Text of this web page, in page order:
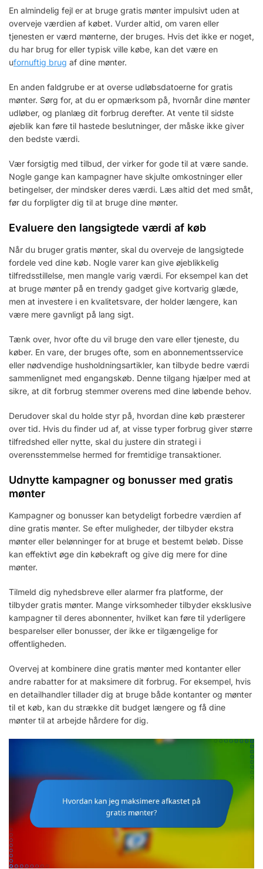
En almindelig fejl er at bruge gratis mønter impulsivt uden at
overveje værdien af købet. Vurder altid, om varen eller
tjenesten er værd mønterne, der bruges. Hvis det ikke er noget,
du har brug for eller typisk ville købe, kan det være en
ufornuftig brug af dine mønter.
En anden faldgrube er at overse udløbsdatoerne for gratis
mønter. Sørg for, at du er opmærksom på, hvornår dine mønter
udløber, og planlæg dit forbrug derefter. At vente til sidste
øjeblik kan føre til hastede beslutninger, der måske ikke giver
den bedste værdi.
Vær forsigtig med tilbud, der virker for gode til at være sande.
Nogle gange kan kampagner have skjulte omkostninger eller
betingelser, der mindsker deres værdi. Læs altid det med småt,
før du forpligter dig til at bruge dine mønter.
Evaluere den langsigtede værdi af køb
Når du bruger gratis mønter, skal du overveje de langsigtede
fordele ved dine køb. Nogle varer kan give øjeblikkelig
tilfredsstillelse, men mangle varig værdi. For eksempel kan det
at bruge mønter på en trendy gadget give kortvarig glæde,
men at investere i en kvalitetsvare, der holder længere, kan
være mere gavnligt på lang sigt.
Tænk over, hvor ofte du vil bruge den vare eller tjeneste, du
køber. En vare, der bruges ofte, som en abonnementsservice
eller nødvendige husholdningsartikler, kan tilbyde bedre værdi
sammenlignet med engangskøb. Denne tilgang hjælper med at
sikre, at dit forbrug stemmer overens med dine løbende behov.
Derudover skal du holde styr på, hvordan dine køb præsterer
over tid. Hvis du finder ud af, at visse typer forbrug giver større
tilfredshed eller nytte, skal du justere din strategi i
overensstemmelse hermed for fremtidige transaktioner.
Udnytte kampagner og bonusser med gratis
mønter
Kampagner og bonusser kan betydeligt forbedre værdien af
dine gratis mønter. Se efter muligheder, der tilbyder ekstra
mønter eller belønninger for at bruge et bestemt beløb. Disse
kan effektivt øge din købekraft og give dig mere for dine
mønter.
Tilmeld dig nyhedsbreve eller alarmer fra platforme, der
tilbyder gratis mønter. Mange virksomheder tilbyder eksklusive
kampagner til deres abonnenter, hvilket kan føre til yderligere
besparelser eller bonusser, der ikke er tilgængelige for
offentligheden.
Overvej at kombinere dine gratis mønter med kontanter eller
andre rabatter for at maksimere dit forbrug. For eksempel, hvis
en detailhandler tillader dig at bruge både kontanter og mønter
til et køb, kan du strække dit budget længere og få dine
mønter til at arbejde hårdere for dig.